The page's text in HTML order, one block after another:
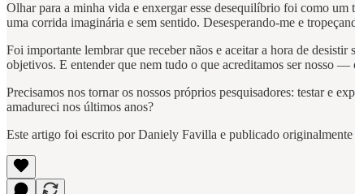
Olhar para a minha vida e enxergar esse desequilíbrio foi como
uma corrida imaginária e sem sentido. Desesperando-me e
Foi importante lembrar que receber nãos e aceitar a hora de
objetivos. E entender que nem tudo o que acreditamos ser nosso
Precisamos nos tornar os nossos próprios pesquisadores: testar e
amadureci nos últimos anos?
Este artigo foi escrito por Daniely Favilla e publicado originalmente